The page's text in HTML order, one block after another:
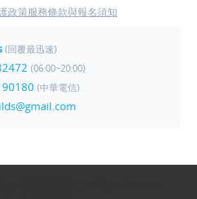
政策服務條款與報名須知
(回覆最迅速)
(06:00~20:00)
(中華電信)